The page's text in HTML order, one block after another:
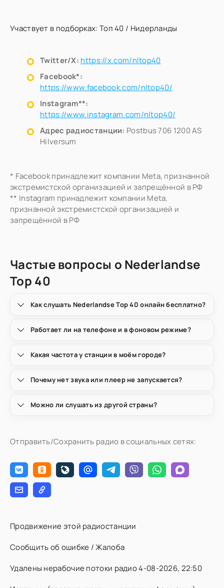
Участвует в подборках: Топ 40 / Нидерланды
Twitter/X: https://x.com/nltop40
Facebook*:
https://www.facebook.com/nltop40/
Instagram**:
https://www.instagram.com/nltop40/
Адрес радиостанции: Postbus 706 1200 AS
Hilversum
* Facebook принадлежит компании Meta, признанной
экстремистской организацией и запрещённой в РФ
** Instagram принадлежит компании Meta,
признанной экстремистской организацией и
запрещённой в РФ
Частые вопросы о Nederlandse
Top 40
Как слушать Nederlandse Top 40 онлайн бесплатно?
Работает ли на телефоне и в фоновом режиме?
Какая частота у станции в моём городе?
Почему нет звука или плеер не запускается?
Можно ли слушать из другой страны?
Отправить/Сохранить радио в социальных сетях:
Продвижение этой радиостанции
Сообщить об ошибке / Жалоба
Удалены нерабочие потоки радио 4-08-2026, 22:50